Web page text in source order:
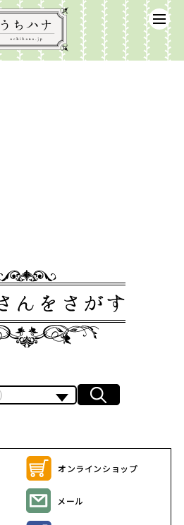
オンラインショップ
メール